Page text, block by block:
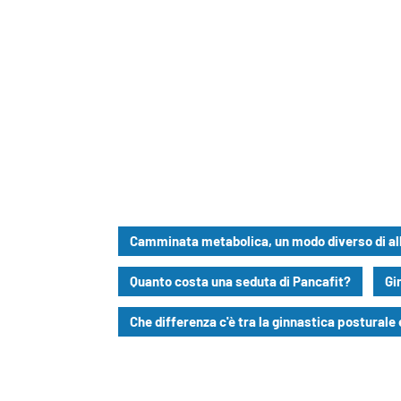
Camminata metabolica, un modo diverso di
Quanto costa una seduta di Pancafit?
Che differenza c'è tra la ginnastica